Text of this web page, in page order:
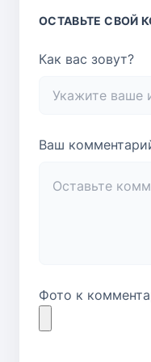
Оксана
прослойку
В рецепте
ОСТАВЬТЕ СВОЙ
Как вас зовут?
Ваш
Фото к